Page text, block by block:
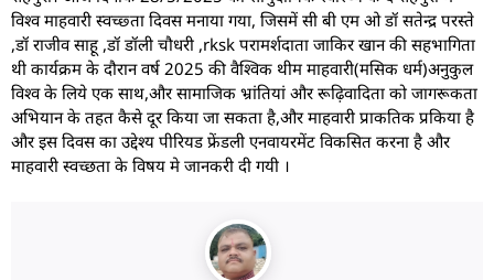
विश्व माहवारी स्वच्छ्ता दिवस मनाया गया, जिसमें सी बी एम ओ डॉ सतेन्द्र परस्ते
,डॉ राजीव साहू ,डॉ डॉली चौधरी ,rksk परामर्शदाता जाकिर खान की सहभागिता
थी कार्यक्रम के दौरान वर्ष 2025 की वैश्विक थीम माहवारी(मसिक धर्म)अनुकुल
विश्व के लिये एक साथ,और सामाजिक भ्रांतियां और रूढ़िवादिता को जागरूकता
अभियान के तहत कैसे दूर किया जा सकता है,और माहवारी प्राकतिक प्रकिया है
और इस दिवस का उद्देश्य पीरियड फ्रेंडली एनवायरमेंट विकसित करना है और
माहवारी स्वच्छता के विषय मे जानकरी दी गयी ।